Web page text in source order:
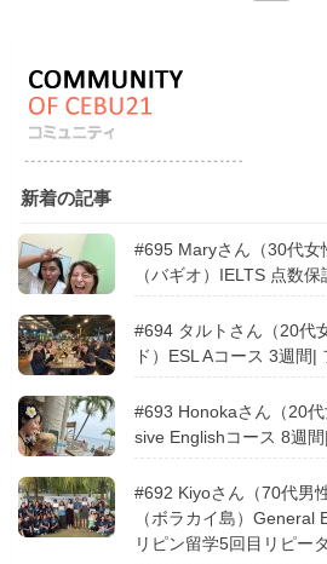
新着の記事
#695 Maryさん（30代女
（バギオ）IELTS 点数
#694 タルトさん（20代
ド）ESL Aコース 3週間|
#693 Honokaさん（20
sive Englishコース 8週
#692 Kiyoさん（70代男
（ボラカイ島）General
リピン留学5回目リピー